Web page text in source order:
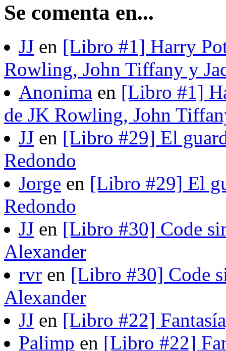
Se comenta en...
JJ en [Libro #1] Harry
Rowling, John Tiffany y
Anonima en [Libro #1]
de JK Rowling, John
JJ en [Libro #29] El
Redondo
Jorge en [Libro #29] El
Redondo
JJ en [Libro #30] Code
Alexander
rvr en [Libro #30] Code
Alexander
JJ en [Libro #22]
Palimp en [Libro #22]